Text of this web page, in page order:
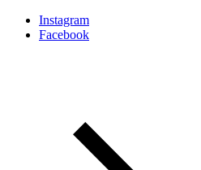
Instagram
Facebook